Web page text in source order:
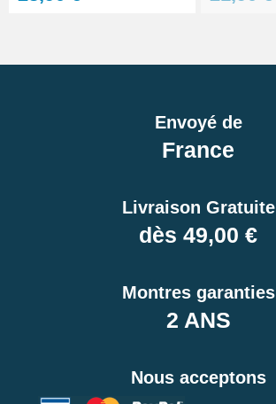
Envoyé de
France
Livraison Gratuite
dès 49,00 €
Montres garanties
2 ANS
Nous acceptons